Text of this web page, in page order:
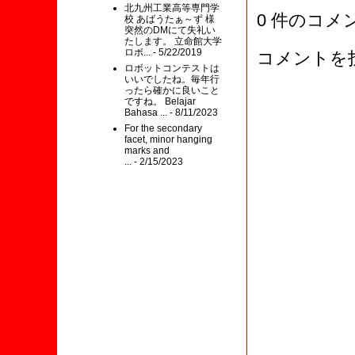
0 件のコメ
コメントを
北九州工業高等専門学
校 あばうたぁ～ず 様
突然のDMにて失礼い
たします。 立命館大学
ロボ... - 5/22/2019
ロボットコンテストは
いいでしたね。毎年行
ったら確かに良いこと
ですね。 Belajar
Bahasa ... - 8/11/2023
For the secondary
facet, minor hanging
marks and
... - 2/15/2023